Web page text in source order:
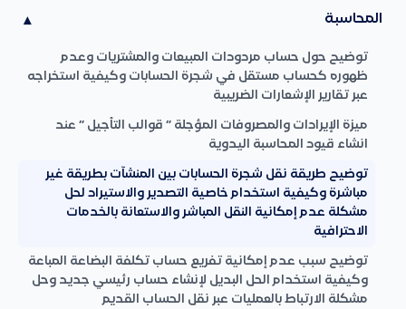
المحاسبة ▾
توضيح حول حساب مردودات المبيعات والمشتريات وعدم
ظهوره كحساب مستقل في شجرة الحسابات وكيفية استخراجه
عبر تقارير الإشعارات الضريبية
ميزة الإيرادات والمصروفات المؤجلة ” قوالب التأجيل ” عند
انشاء قيود المحاسبة اليدوية
توضيح طريقة نقل شجرة الحسابات بين المنشآت بطريقة غير
مباشرة وكيفية استخدام خاصية التصدير والاستيراد لحل
مشكلة عدم إمكانية النقل المباشر والاستعانة بالخدمات
الاحترافية
توضيح سبب عدم إمكانية تفريع حساب تكلفة البضاعة المباعة
وكيفية استخدام الحل البديل لإنشاء حساب رئيسي جديد وحل
مشكلة الارتباط بالعمليات عبر نقل الحساب القديم